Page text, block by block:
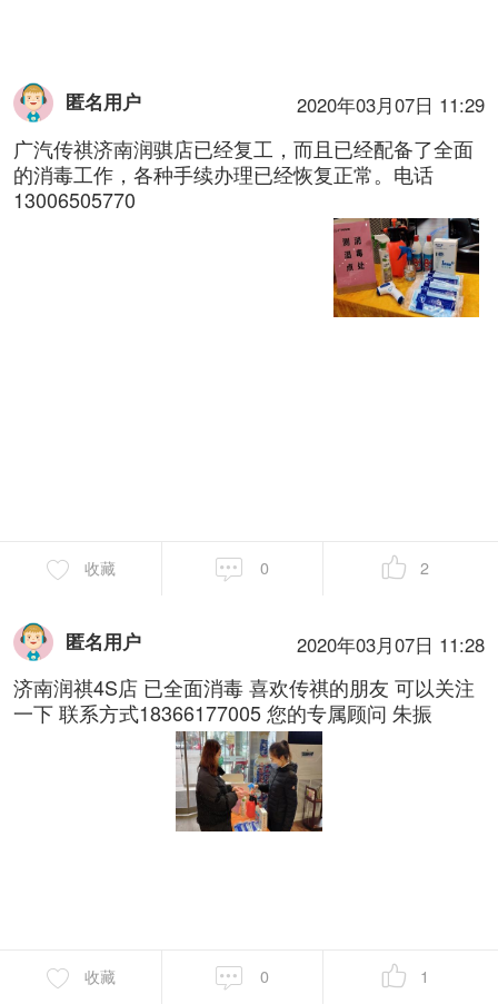
匿名用户 2020年03月07日 11:29
广汽传祺济南润骐店已经复工，而且已经配备了全面
的消毒工作，各种手续办理已经恢复正常。电话
13006505770
收藏 0 2
匿名用户 2020年03月07日 11:28
济南润祺4S店 已全面消毒 喜欢传祺的朋友 可以关注
一下 联系方式18366177005 您的专属顾问 朱振
收藏 0 1